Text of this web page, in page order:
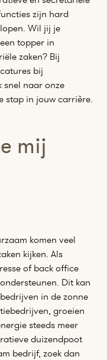
zijn hard
Wil jij je
topper in
zaken? Bij
bij
snel naar onze
stap in jouw carrière.
mij
komen veel
kijken. Als
of back office
Dit kan
in de zonne
groeien
steeds meer
duizendpoot
bedrijf, zoek dan